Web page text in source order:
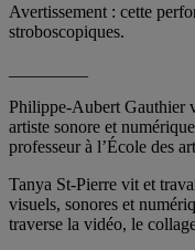
Avertissement : cette
stroboscopiques.
Philippe-Aubert Gauthier
artiste sonore et
professeur à l’École des
Tanya St-Pierre vit et
visuels, sonores et
traverse la vidéo, le